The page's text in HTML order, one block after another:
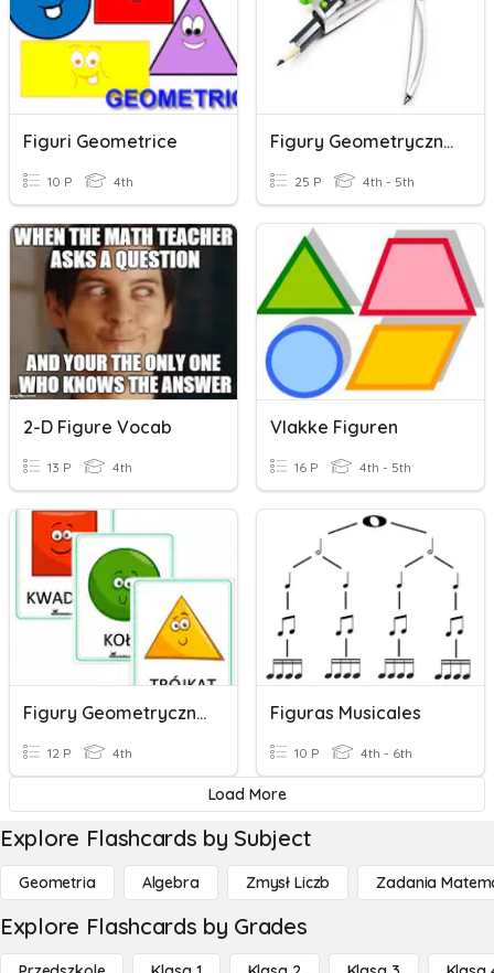
Figuri Geometrice
10 P 4th
Figury Geometryczne
25 P 4th - 5th
2-D Figure Vocab
13 P 4th
Vlakke Figuren
16 P 4th - 5th
Figury Geometryczne - KC
12 P 4th
Figuras Musicales
10 P 4th - 6th
Load More
Explore Flashcards by Subject
Geometria Algebra Zmysł Liczb Zadania
Explore Flashcards by Grades